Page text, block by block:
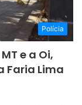
Polícia
e a Oi,
Faria Lima